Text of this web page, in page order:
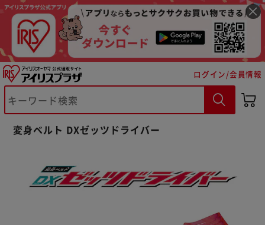
ログイン/会員情報
変身ベルト DXゼッツドライバー
※ご確認ください
カートに入れる